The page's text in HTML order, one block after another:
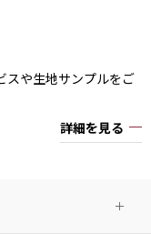
スや生地サンプルをご
詳細を見る